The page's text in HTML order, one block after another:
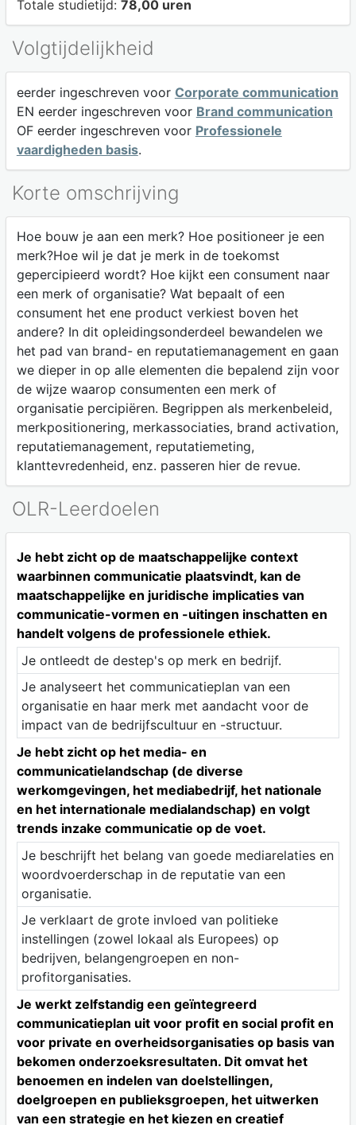
Totale studietijd: 78,00 uren
Volgtijdelijkheid
eerder ingeschreven voor Corporate communication
EN eerder ingeschreven voor Brand communication
OF eerder ingeschreven voor Professionele
vaardigheden basis.
Korte omschrijving
Hoe bouw je aan een merk? Hoe positioneer je een
merk?Hoe wil je dat je merk in de toekomst
gepercipieerd wordt? Hoe kijkt een consument naar
een merk of organisatie? Wat bepaalt of een
consument het ene product verkiest boven het
andere? In dit opleidingsonderdeel bewandelen we
het pad van brand- en reputatiemanagement en gaan
we dieper in op alle elementen die bepalend zijn voor
de wijze waarop consumenten een merk of
organisatie percipiëren. Begrippen als merkenbeleid,
merkpositionering, merkassociaties, brand activation,
reputatiemanagement, reputatiemeting,
klanttevredenheid, enz. passeren hier de revue.
OLR-Leerdoelen
Je hebt zicht op de maatschappelijke context
waarbinnen communicatie plaatsvindt, kan de
maatschappelijke en juridische implicaties van
communicatie-vormen en -uitingen inschatten en
handelt volgens de professionele ethiek.
Je ontleedt de destep's op merk en bedrijf.
Je analyseert het communicatieplan van een
organisatie en haar merk met aandacht voor de
impact van de bedrijfscultuur en -structuur.
Je hebt zicht op het media- en
communicatielandschap (de diverse
werkomgevingen, het mediabedrijf, het nationale
en het internationale medialandschap) en volgt
trends inzake communicatie op de voet.
Je beschrijft het belang van goede mediarelaties en
woordvoerderschap in de reputatie van een
organisatie.
Je verklaart de grote invloed van politieke
instellingen (zowel lokaal als Europees) op
bedrijven, belangengroepen en non-
profitorganisaties.
Je werkt zelfstandig een geïntegreerd
communicatieplan uit voor profit en social profit en
voor private en overheidsorganisaties op basis van
bekomen onderzoeksresultaten. Dit omvat het
benoemen en indelen van doelstellingen,
doelgroepen en publieksgroepen, het uitwerken
van een strategie en het kiezen en creatief